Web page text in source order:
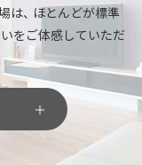
、 ほとんどが標準
をご体感していただ